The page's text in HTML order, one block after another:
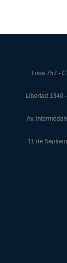
Lima 757 -
Libertad 1340
Av.
11 de